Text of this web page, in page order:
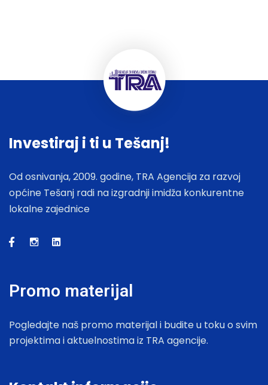
Investiraj i ti u Tešanj!
Od osnivanja, 2009. godine, TRA Agencija za razvoj
općine Tešanj radi na izgradnji imidža konkurentne
lokalne zajednice
Promo materijal
Pogledajte naš promo materijal i budite u toku o svim
projektima i aktuelnostima iz TRA agencije.